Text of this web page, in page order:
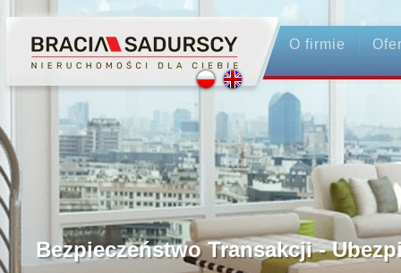
O firmie
Profesjonalne Pośrednictwo
Bezpieczeństwo Transakcji -